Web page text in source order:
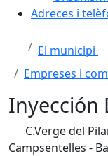
Adreces i
El municipi
Empreses i
Inyección
C.Verge del
Campsentelles -